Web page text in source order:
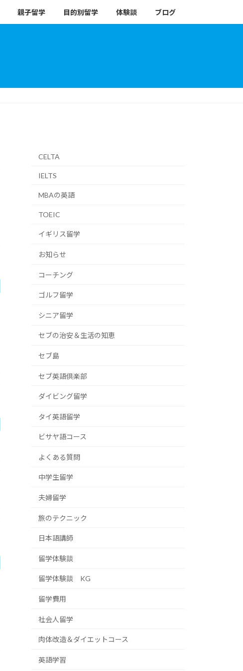
親子留学 目的別留学 体験談 ブログ
CELTA
IELTS
MBAの英語
TOEIC
イギリス留学
お知らせ
コーチング
ゴルフ留学
シニア留学
セブの治安＆生活の知恵
セブ島
セブ英語倶楽部
ダイビング留学
タイ英語留学
ビサヤ語コース
よくある質問
中学生留学
夫婦留学
旅のテクニック
日本語講師
留学体験談
留学体験談 KG
留学費用
社会人留学
肉体改造＆ダイエットコース
英語学習